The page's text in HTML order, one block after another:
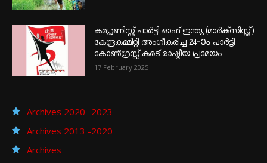
കമ്യൂണിസ്റ്റ് പാർട്ടി ഓഫ് ഇന്ത്യ (മാർക്സിസ്റ്റ്)
കേന്ദ്രകമ്മിറ്റി അംഗീകരിച്ച 24‐ാം പാർട്ടി
കോൺഗ്രസ്സ് കരട് രാഷ്ട്രീയ പ്രമേയം
17 February 2025
Archives 2020 -2023
Archives 2013 -2020
Archives